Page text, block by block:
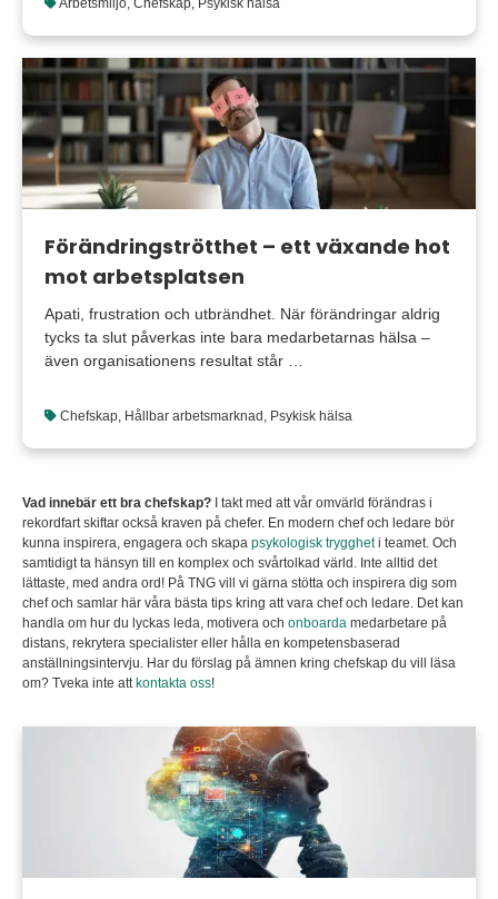
Arbetsmiljö, Chefskap, Psykisk hälsa
Förändringströtthet – ett växande hot
mot arbetsplatsen
Apati, frustration och utbrändhet. När förändringar aldrig
tycks ta slut påverkas inte bara medarbetarnas hälsa –
även organisationens resultat står …
Chefskap, Hållbar arbetsmarknad , Psykisk hälsa
Vad innebär ett bra chefskap?
I takt med att vår omvärld förändras i
rekordfart skiftar också kraven på chefer. En modern chef och ledare bör
kunna inspirera, engagera och skapa psykologisk tryggheti teamet. Och
samtidigt ta hänsyn till en komplex och svårtolkad värld. Inte alltid det
lättaste, med andra ord! På TNG vill vi gärna stötta och inspirera dig som
chef och samlar här våra bästa tips kring att vara chef och ledare. Det kan
handla om hur du lyckas leda, motivera och onboarda medarbetare på
distans, rekrytera specialister eller hålla en kompetensbaserad
anställningsintervju. Har du förslag på ämnen kring chefskap du vill läsa
om? Tveka inte att kontakta oss!